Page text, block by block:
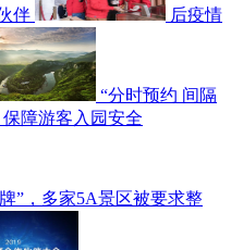
伴 后疫情
“分时预约 间隔
障游客入园安全
”，多家5A景区被要求整